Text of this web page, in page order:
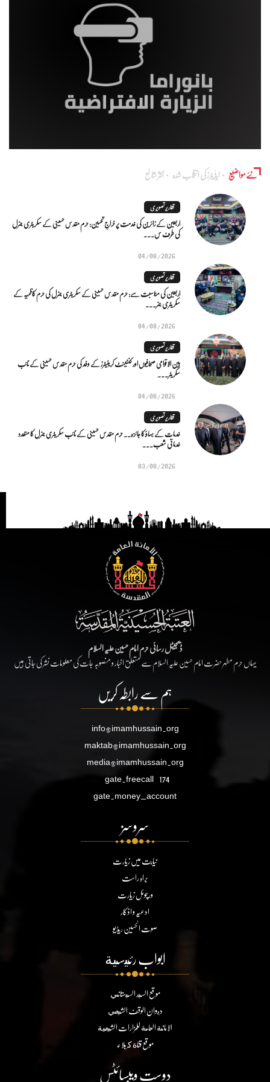
نئے مواضیع ایڈٰیٹرز کی انتخاب شدہ اکثر شائع
تقاریر تصویری
اربعین کے زائرین کی خدمت پر خراجِ تحسین: حرم مقدس حسینی کے سکریٹری جنرل
کی طرف س...
04/08/2026
تقاریر تصویری
اربعین کی مناسبت سے: حرم مقدس حسینی کے سکریٹری جنرل کی حرم کاظمیہ کے
سکریٹری جنر...
04/08/2026
تقاریر تصویری
بین الاقوامی صحافیوں اور کنٹینٹ کریئیٹرز کے وفد کی حرم مقدس حسینی کے نائب
سکریٹر...
04/08/2026
تقاریر تصویری
خدمات کے بہاؤ کا جائزہ.. حرم مقدس حسینی کے نائب سکریٹری جنرل کا متعدد
خدماتی شعب...
03/08/2026
ڈیجیٹل رسائی حرم امام حسین علیہ السلام
یہاں حرم مطہر حضرت امام حسین علیہ السلام سے متعلق اخبار و منصوبہ جات کی معلومات نشر کی جاتی ہیں
ہم سے رابطہ کریں
info@imamhussain.org
maktab@imamhussain.org
media@imamhussain.org
gate.freecall 174
gate.money_account
سروسز
نیابت میں زیارت
براہ راست
ورچوئل زیارت
ادعیہ و اذکار
صوت الحسین ریڈیو
ابواب رئيسية
موقع السيد السيستاني
ديوان الوقف الشيعي
الامانة العامة للمزارات الشيعية
موقع قناة كربلاء
دوست ویبسائٹس